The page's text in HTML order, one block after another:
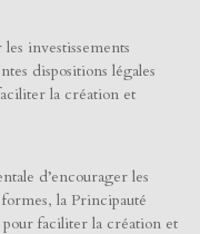
investissements
dispositions légales
la création et
d’encourager les
la Principauté
faciliter la création et